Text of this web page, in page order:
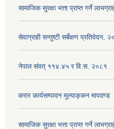
सामाजिक सुरक्षा भत्ता प्राप्त गर्ने
सेवाग्राही सन्तुष्टी सर्बेक्षण प्रतिवेदन,
नेपाल संवत् ११४.४५ र वि.स. २०८१
करार कार्यसम्पादन मूल्याङ्कन मापदण्ड
सामाजिक सुरक्षा भत्ता प्राप्त गर्ने